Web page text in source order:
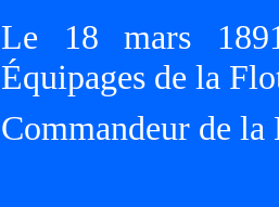
Le 18 mars
Équipages de la
Commandeur de